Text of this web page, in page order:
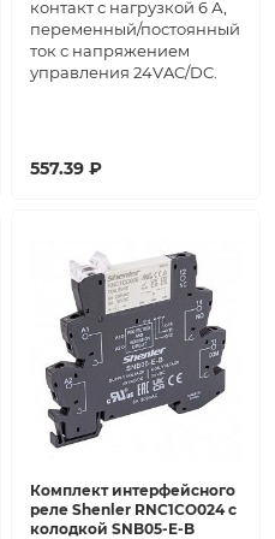
контакт с нагрузкой 6 А,
переменный/постоянный
ток с напряжением
управления 24VAC/DC.
557.39 ₽
Комплект интерфейсного
реле Shenler RNC1CO024 с
колодкой SNB05-E-B